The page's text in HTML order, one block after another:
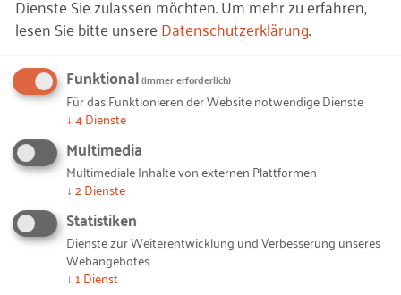
Spotify ,podcast.de
Wir freuen uns, wenn Sie unsere Podcast-Reihe
abonnieren!
ZurPodcast-Reihe „Chance
Unternehmensnachfolge“
Dienste Sie zulassen möchten.Um mehr zu erfahren,
lesen Sie bitte unsereDatenschutzerklärung.
Funktional(immer erforderlich)
Für das Funktionieren der Website notwendige Dienste
↓ 4Dienste
Multimedia
Multimediale Inhalte von externen Plattformen
↓ 2Dienste
Statistiken
Dienste zur Weiterentwicklung und Verbesserung unseres
Webangebotes
↓ 1 Dienst